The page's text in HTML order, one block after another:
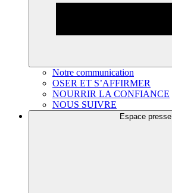
Notre communication
OSER ET S’AFFIRMER
NOURRIR LA CONFIANCE
NOUS SUIVRE
Espace presse